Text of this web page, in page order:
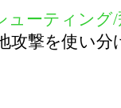
ューティング
攻撃を使い